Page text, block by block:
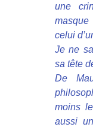
une
celui
Je ne
sa tête
De
moins
aussi